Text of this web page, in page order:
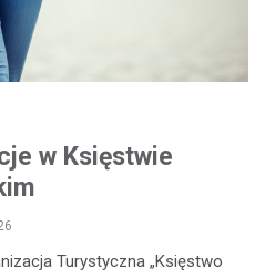
w Księstwie
Turystyczna „Księstwo